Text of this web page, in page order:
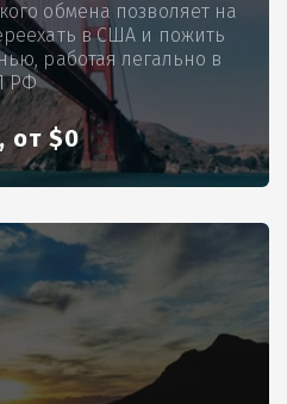
обмена позволяет на
в США и пожить
работая легально в
РФ
от $0